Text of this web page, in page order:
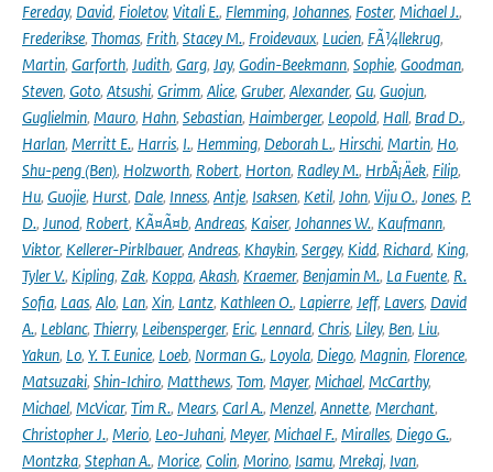
Fereday, David, Fioletov, Vitali E., Flemming, Johannes, Foster, Michael J.,
Frederikse, Thomas, Frith, Stacey M., Froidevaux, Lucien, FÃ¼llekrug,
Martin, Garforth, Judith, Garg, Jay, Godin-Beekmann, Sophie, Goodman,
Steven, Goto, Atsushi, Grimm, Alice, Gruber, Alexander, Gu, Guojun,
Guglielmin, Mauro, Hahn, Sebastian, Haimberger, Leopold, Hall, Brad D.,
Harlan, Merritt E., Harris, I., Hemming, Deborah L., Hirschi, Martin, Ho,
Shu-peng (Ben), Holzworth, Robert, Horton, Radley M., HrbÃ¡Äek, Filip,
Hu, Guojie, Hurst, Dale, Inness, Antje, Isaksen, Ketil, John, Viju O., Jones, P.
D., Junod, Robert, KÃ¤Ã¤b, Andreas, Kaiser, Johannes W., Kaufmann,
Viktor, Kellerer-Pirklbauer, Andreas, Khaykin, Sergey, Kidd, Richard, King,
Tyler V., Kipling, Zak, Koppa, Akash, Kraemer, Benjamin M., La Fuente, R.
Sofia, Laas, Alo, Lan, Xin, Lantz, Kathleen O., Lapierre, Jeff, Lavers, David
A., Leblanc, Thierry, Leibensperger, Eric, Lennard, Chris, Liley, Ben, Liu,
Yakun, Lo, Y. T. Eunice, Loeb, Norman G., Loyola, Diego, Magnin, Florence,
Matsuzaki, Shin-Ichiro, Matthews, Tom, Mayer, Michael, McCarthy,
Michael, McVicar, Tim R., Mears, Carl A., Menzel, Annette, Merchant,
Christopher J., Merio, Leo-Juhani, Meyer, Michael F., Miralles, Diego G.,
Montzka, Stephan A., Morice, Colin, Morino, Isamu, Mrekaj, Ivan,